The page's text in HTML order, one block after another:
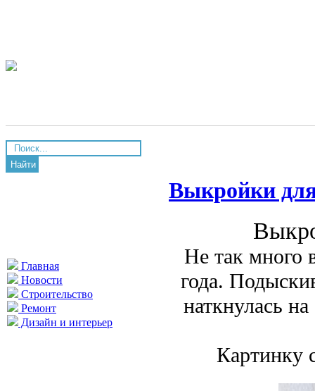
Найти
Главная
Новости
Строительство
Ремонт
Дизайн и интерьер
Выкройки для
Не так много
года.
наткнулась
Картинку